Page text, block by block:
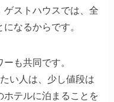
ゲストハウスでは、全
なるからです。
も共同です。
い人は、少し値段は
ホテルに泊まることを